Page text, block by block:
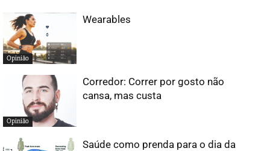
Opinião
Wearables
Opinião
Corredor: Correr por gosto não
cansa, mas custa
Saúde como prenda para o dia da